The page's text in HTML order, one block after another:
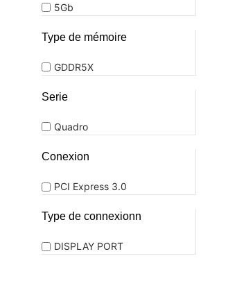
5Gb
Type de mémoire
GDDR5X
Serie
Quadro
Conexion
PCI Express 3.0
Type de connexionn
DISPLAY PORT